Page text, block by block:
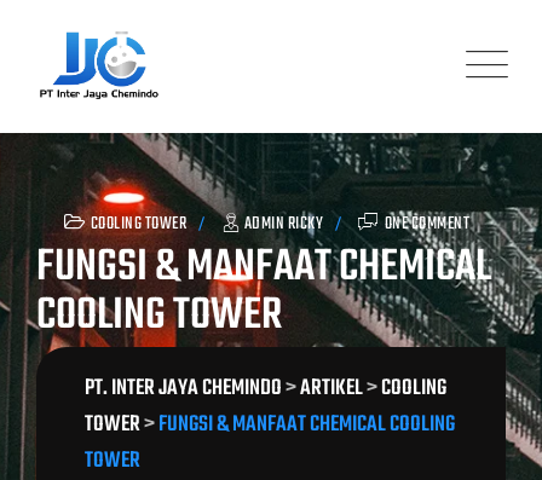
content
COOLING TOWER ADMIN RICKY ONE COMMENT
FUNGSI & MANFAAT CHEMICAL
COOLING TOWER
PT. INTER JAYA CHEMINDO>ARTIKEL>COOLING
TOWER>FUNGSI & MANFAAT CHEMICAL COOLING
TOWER